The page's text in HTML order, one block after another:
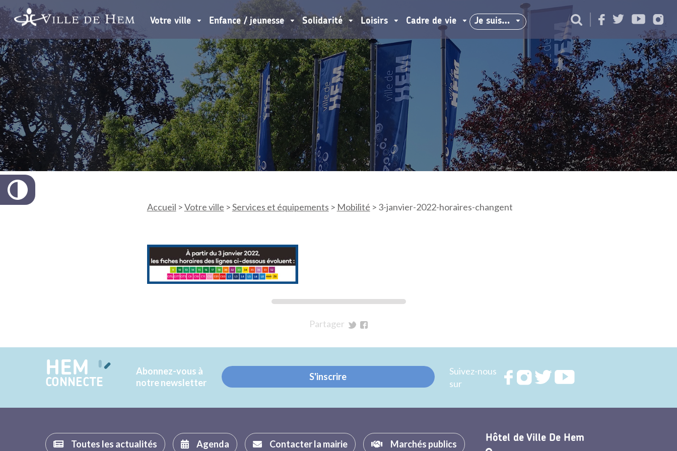
Votre ville Enfance / jeunesse Solidarité Loisirs Cadre de vie Je suis…
Accueil >Votre ville >Services et équipements > Mobilité > 3-janvier-2022-horaires-changent
Partager
Twitter
Facebook
HEM
CONNECTE
Abonnez-vous à
notre newsletter
S'inscrire
Suivez-nous
sur
RejoignezRejoignezRejoignez
Toutes les actualités Agenda Contacter la mairie Marchés publics
Hôtel de Ville De Hem